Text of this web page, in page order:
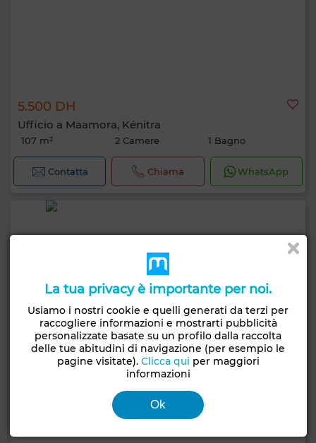
5.500 DH
Ufficio a Maamora, Kénitra
107 m² 2 Camere 1 Bagno
Contatta Chiama WhatsApp
La tua privacy è importante per noi.
Usiamo i nostri cookie e quelli generati da terzi per
raccogliere informazioni e mostrarti pubblicità
personalizzate basate su un profilo dalla raccolta
delle tue abitudini di navigazione (per esempio le
pagine visitate). Clicca qui per maggiori
informazioni
Ok